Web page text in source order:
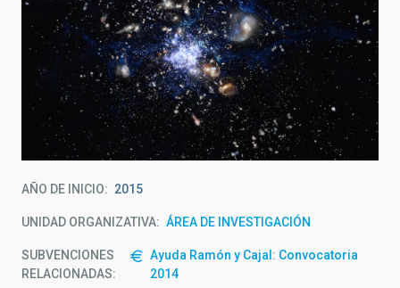
AÑO DE INICIO 2015
UNIDAD ORGANIZATIVA ÁREA DE INVESTIGACIÓN
SUBVENCIONES
RELACIONADAS:
Ayuda Ramón y Cajal: Convocatoria
2014